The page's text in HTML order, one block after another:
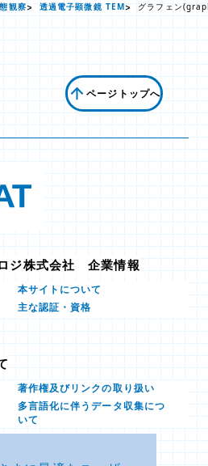
観察 透過電子顕微鏡 TEM グラフェン
ページトップへ
ジ株式会社 企業情報
本サイトについて
主な認証・資格
著作権及びリンクの取り扱い
多言語化に伴うデータ収集につ
いて